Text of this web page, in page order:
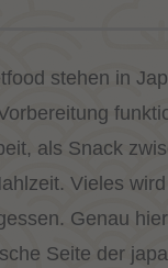
stehen in
als Snack
Vieles
Genau
Seite der